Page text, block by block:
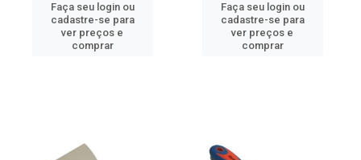
Faça seu login ou
cadastre-se para
ver preços e
comprar
Faça seu login ou
cadastre-se para
ver preços e
comprar